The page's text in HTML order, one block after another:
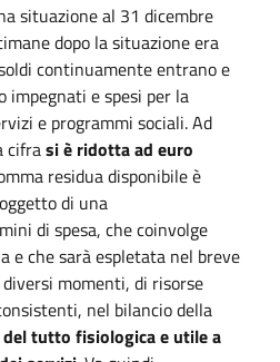
situazione al 31 dicembre
dopo la situazione era
continuamente entrano e
impegnati e spesi per la
e programmi sociali. Ad
cifrasi è ridotta ad euro
residua disponibile è
di una
di spesa, che coinvolge
e che sarà espletata nel breve
momenti, di risorse
nel bilancio della
del tutto fisiologica e utile a